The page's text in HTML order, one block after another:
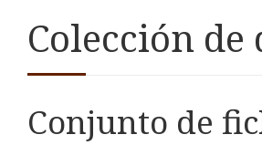
Colección
Conjunto de